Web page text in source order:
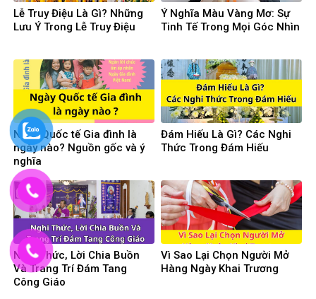
Lễ Truy Điệu Là Gì? Những
Lưu Ý Trong Lễ Truy Điệu
Ý Nghĩa Màu Vàng Mơ: Sự
Tinh Tế Trong Mọi Góc Nhìn
Ngày Quốc tế Gia đình là
ngày nào? Nguồn gốc và ý
nghĩa
Đám Hiếu Là Gì? Các Nghi
Thức Trong Đám Hiếu
Nghi Thức, Lời Chia Buồn
Và Trang Trí Đám Tang
Công Giáo
Vì Sao Lại Chọn Người Mở
Hàng Ngày Khai Trương